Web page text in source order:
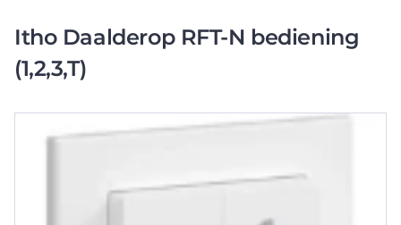
Itho Daalderop RFT-N bediening
(1,2,3,T)